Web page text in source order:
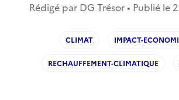
Rédigé par DG Trésor • Publié le
CLIMAT IMPACT-
RECHAUFFEMENT-CLIMATIQUE